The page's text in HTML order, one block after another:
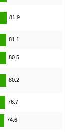
81.9
81.1
80.5
80.2
76.7
74.6